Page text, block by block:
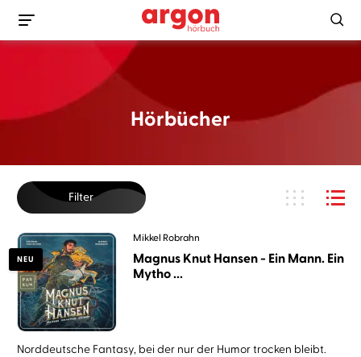
Hörbücher
Filter
NEU
Mikkel Robrahn
Magnus Knut Hansen - Ein Mann. Ein
Mytho ...
Norddeutsche Fantasy, bei der nur der Humor trocken bleibt.